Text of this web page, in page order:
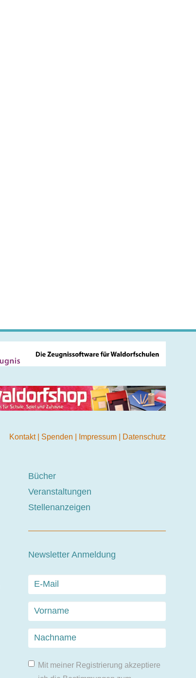
Kontakt Spenden Impressum Datenschutz
Bücher
Veranstaltungen
Stellenanzeigen
Newsletter Anmeldung
Mit meiner Registrierung akzeptiere